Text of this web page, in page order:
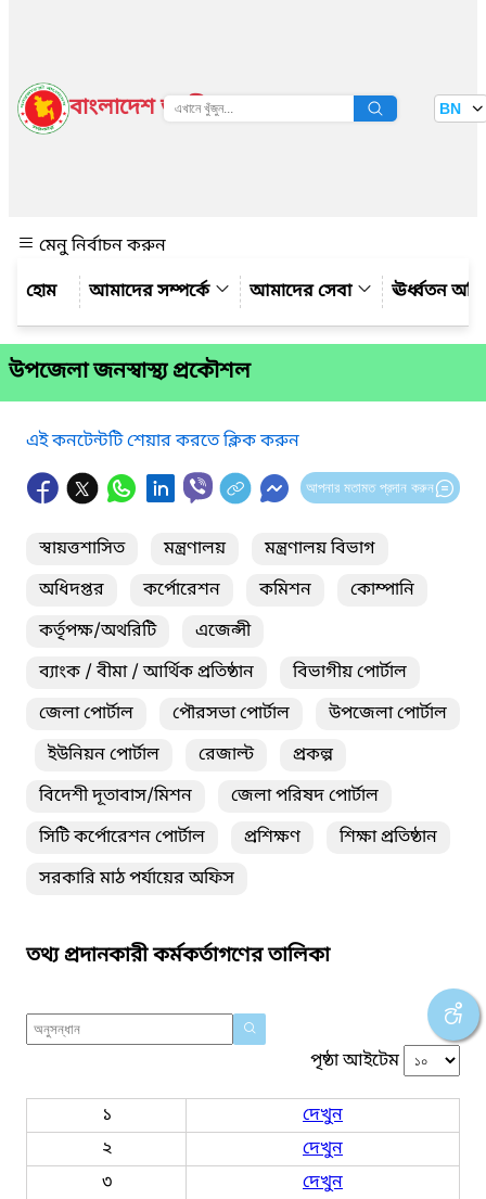
বাংলাদেশ জাতীয় তথ্য বাতায়ন BN
মেনু নির্বাচন করুন
আমাদের সম্পর্কে
আমাদের সেবা ঊর্ধ্বতন
উপজেলা জনস্বাস্থ্য প্রকৌশল
এই কনটেন্টটি শেয়ার করতে ক্লিক করুন
আপনার মতামত প্রদান করুন
স্বায়ত্তশাসিত মন্ত্রণালয়
মন্ত্রণালয় বিভাগ
অধিদপ্তর
কর্পোরেশন কমিশন
কোম্পানি
কর্তৃপক্ষ/অথরিটি
এজেন্সী
ব্যাংক / বীমা / আর্থিক প্রতিষ্ঠান
বিভাগীয় পোর্টাল
জেলা পোর্টাল
পৌরসভা পোর্টাল
উপজেলা পোর্টাল
ইউনিয়ন পোর্টাল
রেজাল্ট
প্রকল্প
বিদেশী দূতাবাস/মিশন
জেলা পরিষদ পোর্টাল
সিটি কর্পোরেশন পোর্টাল
প্রশিক্ষণ
শিক্ষা প্রতিষ্ঠান
সরকারি মাঠ পর্যায়ের অফিস
তথ্য প্রদানকারী কর্মকর্তাগণের তালিকা
পৃষ্ঠা আইটেম
১
দেখুন
২
দেখুন
৩
দেখুন